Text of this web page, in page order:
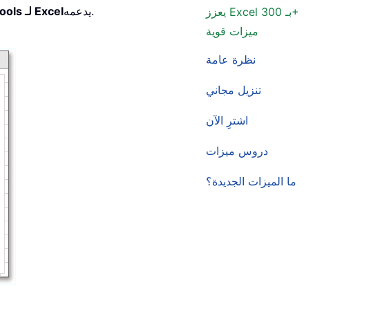
يعزز Excel بـ 300+
ميزات قوية
نظرة عامة
تنزيل مجاني
اشترِ الآن
دروس ميزات
ما الميزات الجديدة؟
Kutools لـ Excel يدعمه.